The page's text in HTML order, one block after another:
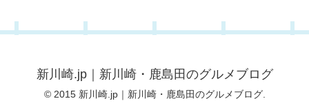
新川崎.jp｜新川崎・鹿島田のグルメブログ
© 2015 新川崎.jp｜新川崎・鹿島田のグルメブログ.